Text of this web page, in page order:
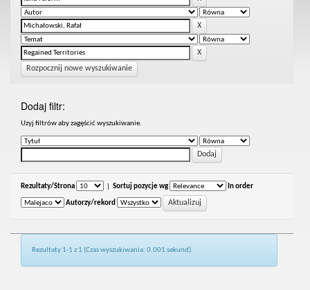
Rozpocznij nowe wyszukiwanie
Dodaj filtr:
Uzyj filtrów aby zagęścić wyszukiwanie.
Rezultaty/Strona Sortuj pozycje wg In order
Autorzy/rekord
Rezultaty 1-1 z 1 (Czas wyszukiwania: 0.001 sekund).